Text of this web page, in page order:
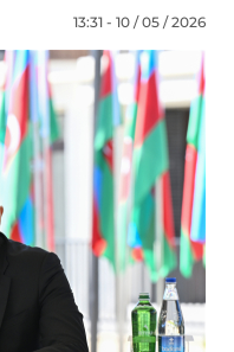
13:31 - 10 / 05 / 2026